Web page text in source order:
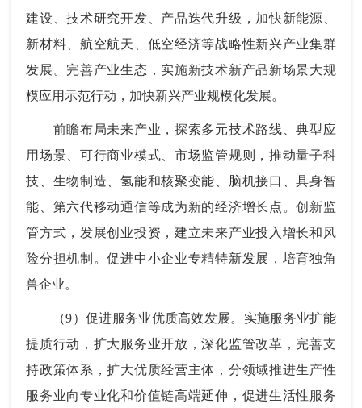
建设、技术研究开发、产品迭代升级，加快新能源、
新材料、航空航天、低空经济等战略性新兴产业集群
发展。完善产业生态，实施新技术新产品新场景大规
模应用示范行动，加快新兴产业规模化发展。
前瞻布局未来产业，探索多元技术路线、典型应
用场景、可行商业模式、市场监管规则，推动量子科
技、生物制造、氢能和核聚变能、脑机接口、具身智
能、第六代移动通信等成为新的经济增长点。创新监
管方式，发展创业投资，建立未来产业投入增长和风
险分担机制。促进中小企业专精特新发展，培育独角
兽企业。
（9）促进服务业优质高效发展。实施服务业扩能
提质行动，扩大服务业开放，深化监管改革，完善支
持政策体系，扩大优质经营主体，分领域推进生产性
服务业向专业化和价值链高端延伸，促进生活性服务